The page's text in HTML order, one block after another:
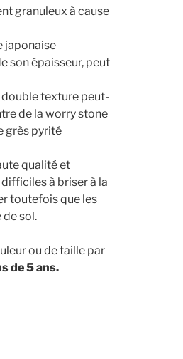
granuleux à cause
japonaise
son épaisseur, peut
double texture peut-
de la worry stone
grès pyrité
qualité et
à briser à la
toutefois que les
de sol.
ou de taille par
de 5 ans.